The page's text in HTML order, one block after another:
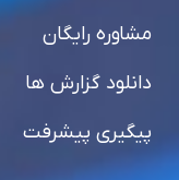
مشاوره رایگان
دانلود گزارش ها
پیگیری پیشرفت